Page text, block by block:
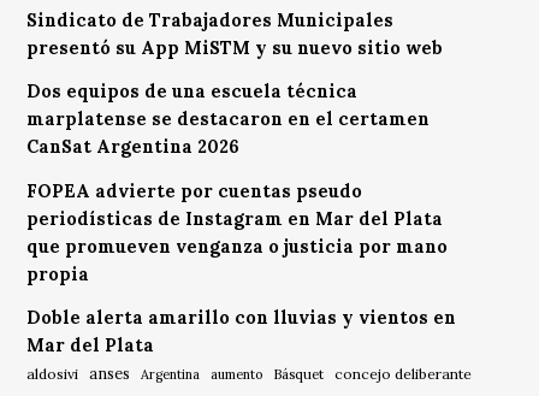
Sindicato de Trabajadores Municipales
presentó su App MiSTM y su nuevo sitio web
Dos equipos de una escuela técnica
marplatense se destacaron en el certamen
CanSat Argentina 2026
FOPEA advierte por cuentas pseudo
periodísticas de Instagram en Mar del Plata
que promueven venganza o justicia por mano
propia
Doble alerta amarillo con lluvias y vientos en
Mar del Plata
aldosivi anses Argentina aumento Básquet concejo deliberante